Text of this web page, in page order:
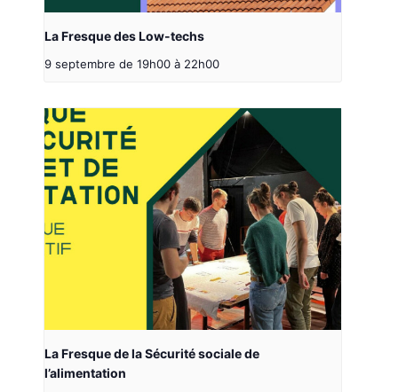
La Fresque des Low-techs
9 septembre de 19h00 à 22h00
La Fresque de la Sécurité sociale de
l’alimentation